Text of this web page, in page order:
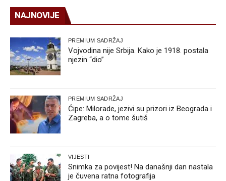
NAJNOVIJE
PREMIUM SADRŽAJ
Vojvodina nije Srbija. Kako je 1918. postala
njezin “dio”
PREMIUM SADRŽAJ
Ćipe: Milorade, jezivi su prizori iz Beograda i
Zagreba, a o tome šutiš
VIJESTI
Snimka za povijest! Na današnji dan nastala
je čuvena ratna fotografija